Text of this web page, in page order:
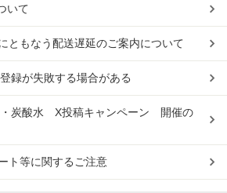
いて
ともなう配送遅延のご案内について
録が失敗する場合がある
・炭酸水 X投稿キャンペーン 開催の
ト等に関するご注意